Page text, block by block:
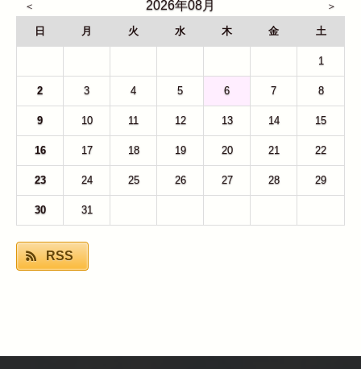
2026年08月
日 月 火 水 木 金 土
1
2 3 4 5 6 7 8
9 10 11 12 13 14 15
16 17 18 19 20 21 22
23 24 25 26 27 28 29
30 31
RSS